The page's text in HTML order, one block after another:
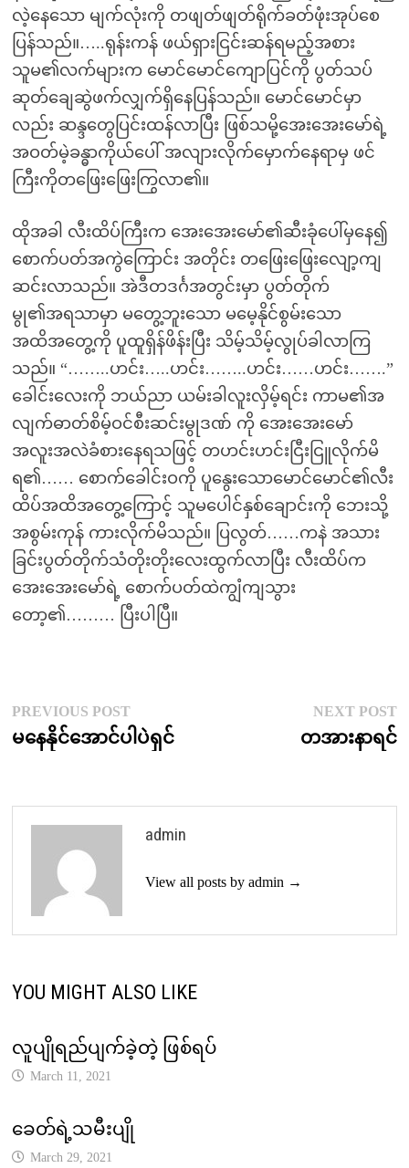
လဲ့နေသော မျက်လုံးကို တဖျတ်ဖျတ်ရိုက်ခတ်ဖုံးအုပ်စေ
ပြန်သည်။…..ရုန်းကန် ဖယ်ရှားငြင်းဆန်ရမည့်အစား
သူမ၏လက်များက မောင်မောင်ကျောပြင်ကို ပွတ်သပ်
ဆုတ်ချေဆွဲဖက်လျှက်ရှိနေပြန်သည်။ မောင်မောင်မှာ
လည်း ဆန္ဒတွေပြင်းထန်လာပြီး ဖြစ်သမို့အေးအေးမော်ရဲ့
အဝတ်မဲ့ခန္ဓာကိုယ်ပေါ် အလျားလိုက်မှောက်နေရာမှ ဖင်
ကြီးကိုတဖြေးဖြေးကြွလာ၏။
ထိုအခါ လီးထိပ်ကြီးက အေးအေးမော်၏ဆီးခုံပေါ်မှနေ၍
စောက်ပတ်အကွဲကြောင်း အတိုင်း တဖြေးဖြေးလျော့ကျ
ဆင်းလာသည်။ အဲဒီတဒင်္ဂအတွင်းမှာ ပွတ်တိုက်
မွု၏အရသာမှာ မတွေ့ဘူးသော မမေ့နိုင်စွမ်းသော
အထိအတွေ့ကို ပူထူရှိန်ဖိန်းပြီး သိမ့်သိမ့်လွုပ်ခါလာကြ
သည်။ “……..ဟင်း…..ဟင်း……..ဟင်း……ဟင်း…….”
ခေါင်းလေးကို ဘယ်ညာ ယမ်းခါလူးလှိမ့်ရင်း ကာမ၏အ
လျက်ဓာတ်စိမ့်ဝင်စီးဆင်းမွုဒဏ် ကို အေးအေးမော်
အလူးအလဲခံစားနေရသဖြင့် တဟင်းဟင်းငြီးငြူလိုက်မိ
ရ၏…… စောက်ခေါင်းဝကို ပူနွေးသောမောင်မောင်၏လီး
ထိပ်အထိအတွေ့ကြောင့် သူမပေါင်နှစ်ချောင်းကို ဘေးသို့
အစွမ်းကုန် ကားလိုက်မိသည်။ ပြလွတ်……ကနဲ အသား
ခြင်းပွတ်တိုက်သံတိုးတိုးလေးထွက်လာပြီး လီးထိပ်က
အေးအေးမော်ရဲ့ စောက်ပတ်ထဲကျွံကျသွား
တော့၏……… ပြီးပါပြီ။
Post
navigation
PREVIOUS POSTPrevious
post:
မနေနိုင်အောင်ပါပဲရှင်
NEXT POST
တအားနာရင်
admin
View all posts by admin →
YOU MIGHT ALSO LIKE
လူပျိုရည်ပျက်ခဲ့တဲ့ ဖြစ်ရပ်
March 11, 2021
ခေတ်ရဲ့သမီးပျို
March 29, 2021